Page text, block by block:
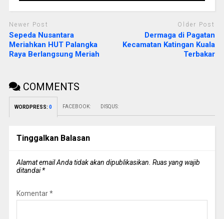
Newer Post
Sepeda Nusantara
Meriahkan HUT Palangka
Raya Berlangsung Meriah
Older Post
Dermaga di Pagatan
Kecamatan Katingan Kuala
Terbakar
COMMENTS
WORDPRESS: 0 FACEBOOK: DISQUS:
Tinggalkan Balasan
Alamat email Anda tidak akan dipublikasikan. Ruas yang wajib
ditandai*
Komentar*